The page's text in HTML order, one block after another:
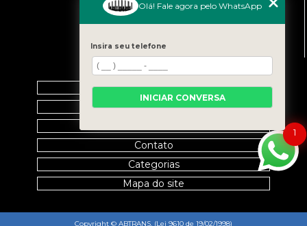
CONTATO
(11) 99458-7351
cursoabtrans@gmail.com
MENU
Home
Empresa
Contato
Categorias
Mapa do site
Copyright © ABTRANS. (Lei 9610 de 19/02/1998)
1
Olá! Fale agora pelo WhatsApp
Insira seu telefone
INICIAR CONVERSA